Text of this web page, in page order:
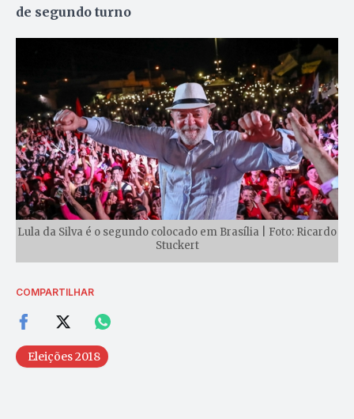
de segundo turno
Lula da Silva é o segundo colocado em Brasília | Foto: Ricardo
Stuckert
COMPARTILHAR
Eleições 2018